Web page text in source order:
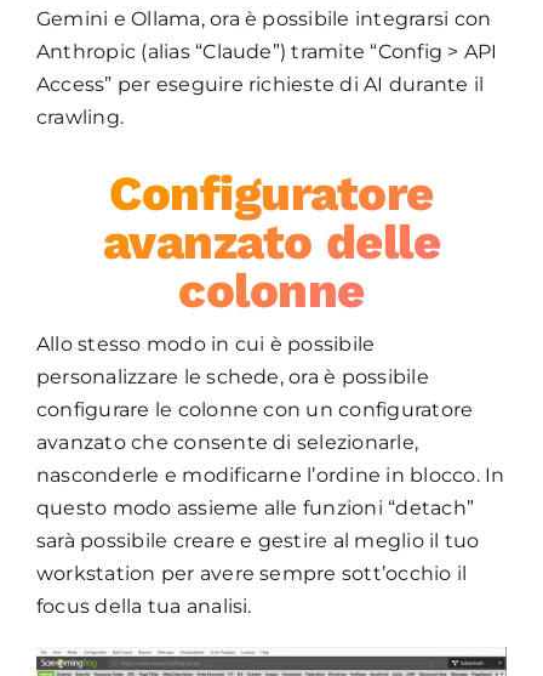
Gemini e Ollama, ora è possibile integrarsi con
Anthropic (alias “Claude”) tramite “Config > API
Access” per eseguire richieste di AI durante il
crawling.
Configuratore
avanzato delle
colonne
Allo stesso modo in cui è possibile
personalizzare le schede, ora è possibile
configurare le colonne con un configuratore
avanzato che consente di selezionarle,
nasconderle e modificarne l’ordine in blocco. In
questo modo assieme alle funzioni “detach”
sarà possibile creare e gestire al meglio il tuo
workstation per avere sempre sott’occhio il
focus della tua analisi.